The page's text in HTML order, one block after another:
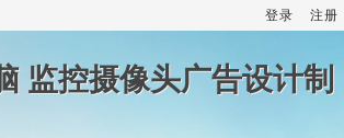
登录 注册
监控摄像头广告设计制